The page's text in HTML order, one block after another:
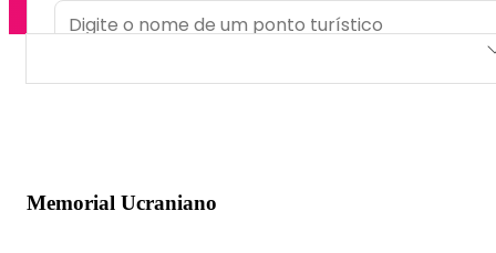
Memorial Ucraniano